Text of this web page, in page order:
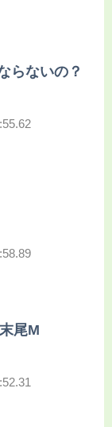
らないの？
尾M